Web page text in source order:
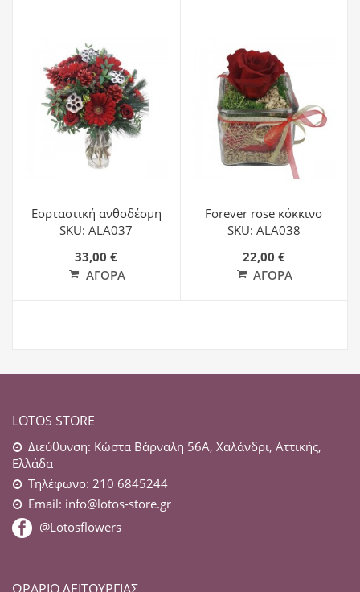
Εορταστική ανθοδέσμη
SKU: ALA037
33,00 €
ΑΓΟΡΆ
Forever rose κόκκινο
SKU: ALA038
22,00 €
ΑΓΟΡΆ
LOTOS STORE
Διεύθυνση: Κώστα Βάρναλη 56Α, Χαλάνδρι, Αττικής,
Ελλάδα
Τηλέφωνο: 210 6845244
Email: info@lotos-store.gr
@Lotosflowers